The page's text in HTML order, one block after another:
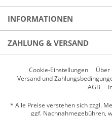
INFORMATIONEN
ZAHLUNG & VERSAND
Cookie-Einstellungen Über
Versand und
AGB
* Alle Preise verstehen sich zzgl.
ggf. Nachnahmegebühren,